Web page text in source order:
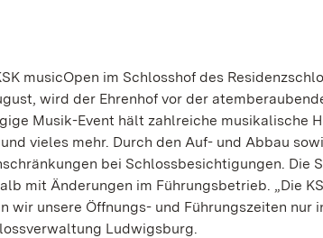
musicOpen im Schlosshof des
wird der Ehrenhof vor der
Musik-Event hält zahlreiche musikalische
vieles mehr. Durch den Auf- und Abbau
bei Schlossbesichtigungen. Die
mit Änderungen im Führungsbetrieb. „Die
unsere Öffnungs- und Führungszeiten nur
Ludwigsburg.